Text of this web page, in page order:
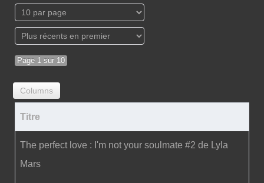
Page 1 sur 10
Titre
The perfect love : I'm not your soulmate #2 de Lyla
Mars